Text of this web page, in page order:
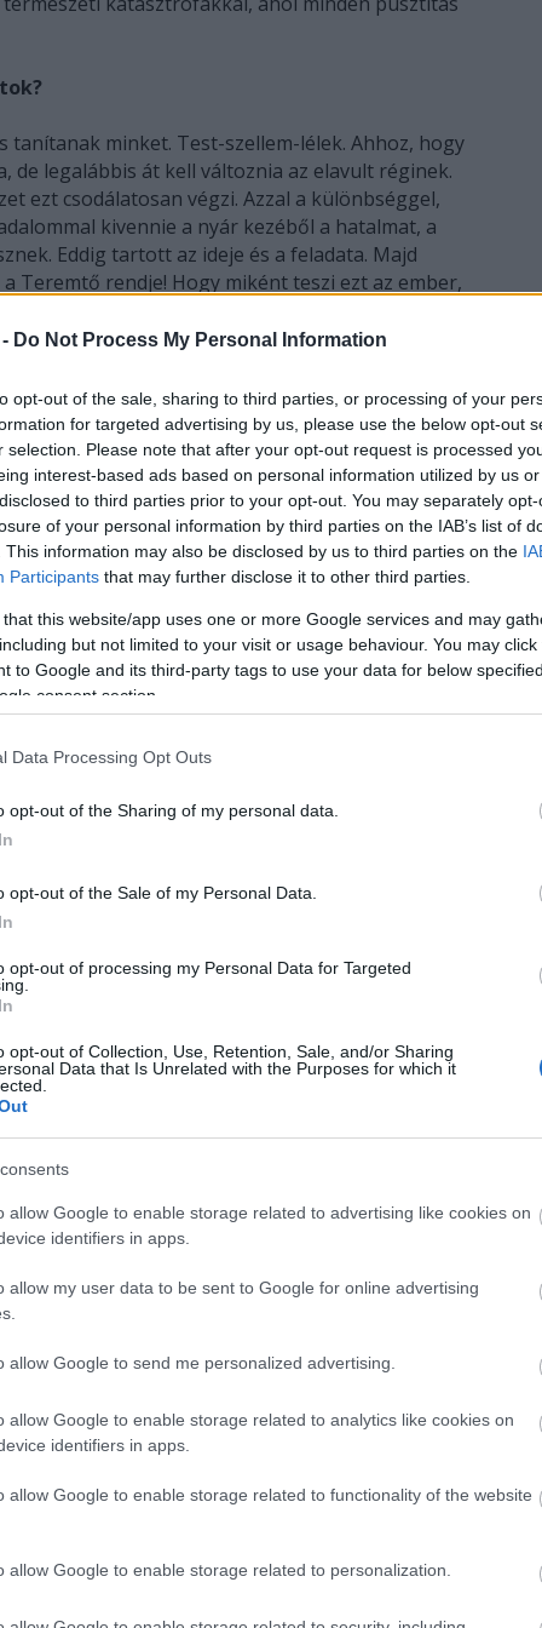
Do Not Process My Personal Information
opt-out of the sale, sharing to third parties, or processing of your
for targeted advertising by us, please use the below opt-out
selection. Please note that after your opt-out request is processed
interest-based ads based on personal information utilized by us
to third parties prior to your opt-out. You may separately
of your personal information by third parties on the IAB’s list of
This information may also be disclosed by us to third parties on the
Participants that may further disclose it to other third parties.
that this website/app uses one or more Google services and may
but not limited to your visit or usage behaviour. You may
to Google and its third-party tags to use your data for below
consent section.
Data Processing Opt Outs
opt-out of the Sharing of my personal data.
opt-out of the Sale of my Personal Data.
opt-out of processing my Personal Data for Targeted
opt-out of Collection, Use, Retention, Sale, and/or Sharing
Data that Is Unrelated with the Purposes for which it
allow Google to enable storage related to advertising like cookies on
identifiers in apps.
allow my user data to be sent to Google for online advertising
allow Google to send me personalized advertising.
allow Google to enable storage related to analytics like cookies on
identifiers in apps.
allow Google to enable storage related to functionality of the website
allow Google to enable storage related to personalization.
tanítanak minket. Test-szellem-lélek. Ahhoz, hogy
de legalábbis át kell változnia az elavult réginek.
ezt csodálatosan végzi. Azzal a különbséggel,
kivennie a nyár kezéből a hatalmat, a
Eddig tartott az ideje és a feladata. Majd
Teremtő rendje! Hogy miként teszi ezt az ember,
leírják ezt a folyamatot. Brahma
Shiva, mikor eljön az ideje, lerombolja azt.
gondozásnak, nevelésnek,
Ő az Anya és Apa egyben. Ő képviseli az
legnagyobb bajban van jelenleg a bolygón.
A természet és az ember kizsákmányolása.
tény, hogy naponta gyermekek ezrei halnak éhen,
hogy az Univerzum egy végeláthatatlan
és szeretetteljes! Olyan, mint a Természet!
egy Paradicsom - azaz volt - az ember pedig
többet vett el belőle, mint amire szüksége lett
a saját gyerekének tesz vele rosszat. És ez
egyszer. Nem lehet meglógni a karma elől!
könyvkiadó, az Édesvíz alapítója és
játszik a spiritualizmus, öngyógyítás és
és mind a mai napig sikeresen működik.
tanítványaként, Vaishnava filozófiát tanult.
Máriával, a legnagyobb magyar ezoterikus
szövetséget kötött, egyrészt mint szerző-
András ígéretet tett, hogy megvalósítja közös
című regényt.
a Neemtree Productions-t, filmgyártással-
ahol számos rövidfilmet készített, melyek
Jelenleg több nagyjátékfilm előkészítésén
Édesvíz könyveken, mind a Neemtree
minél szélesebb körben történő ismertetését,
egyfajta büntetés lesz?
szabad akaratot adott nekünk, úgy
2012 nem a világvégét jelenti, nem
narancssárga pöttyös ufó-lények, nem
végleges katasztrófát okozva, nem törnek ki
belül és kívül. Egy belső revolúció és
már tart – ami szükségszerű ahhoz, hogy
a természet és az élet. És legyen ismét szeretet.
a hatvanas években. „All You Need is Love”!
arra gondolok, hogy csuhában, száriban,